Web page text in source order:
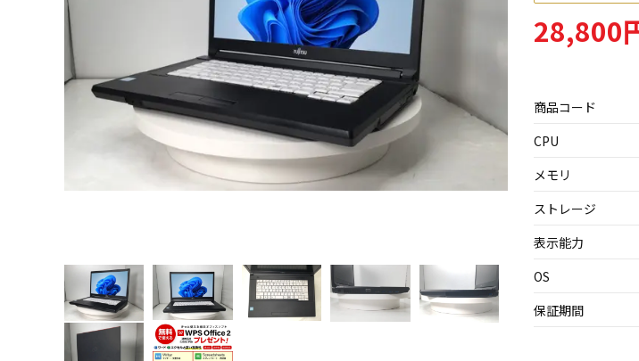
28,800
商品コード
CPU
メモリ
ストレージ
表示能力
OS
保証期間